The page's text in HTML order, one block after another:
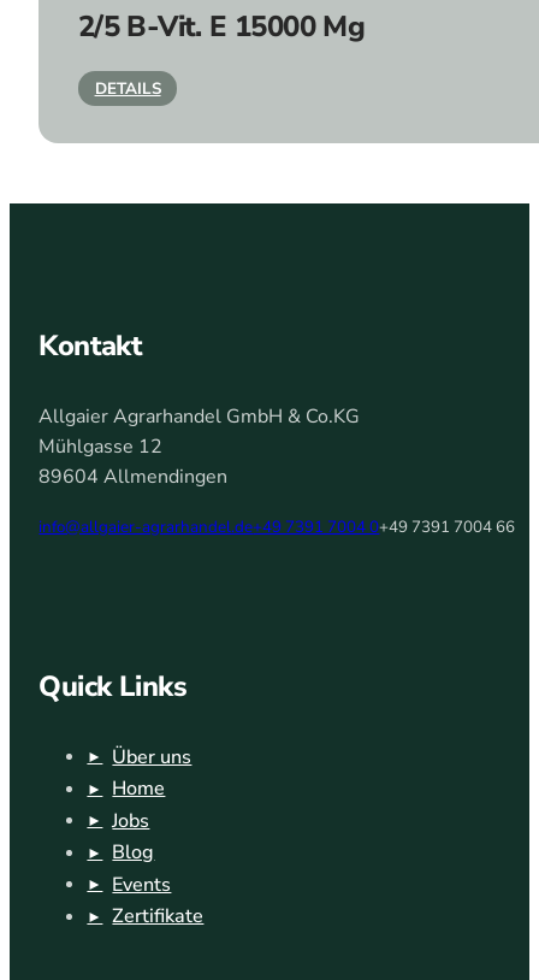
2/5 B-Vit. E 15000 Mg
DETAILS
Kontakt
Allgaier Agrarhandel GmbH & Co.KG
Mühlgasse 12
89604 Allmendingen
info@allgaier-agrarhandel.de+49 7391 7004 0+49 7391 7004 66
Quick Links
Über uns
Home
Jobs
Blog
Events
Zertifikate